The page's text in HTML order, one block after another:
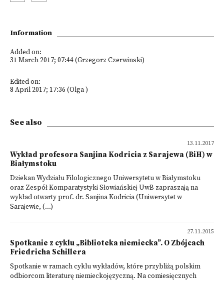
Information
Added on:
31 March 2017; 07:44 (Grzegorz Czerwinski)
Edited on:
8 April 2017; 17:36 (Olga )
See also
13.11.2017
Wykład profesora Sanjina Kodricia z Sarajewa (BiH) w
Białymstoku
Dziekan Wydziału Filologicznego Uniwersytetu w Białymstoku
oraz Zespół Komparatystyki Słowiańskiej UwB zapraszają na
wykład otwarty prof. dr. Sanjina Kodricia (Uniwersytet w
Sarajewie, (...)
27.11.2015
Spotkanie z cyklu „Biblioteka niemiecka”. O Zbójcach
Friedricha Schillera
Spotkanie w ramach cyklu wykładów, które przybliżą polskim
odbiorcom literaturę niemieckojęzyczną. Na comiesięcznych